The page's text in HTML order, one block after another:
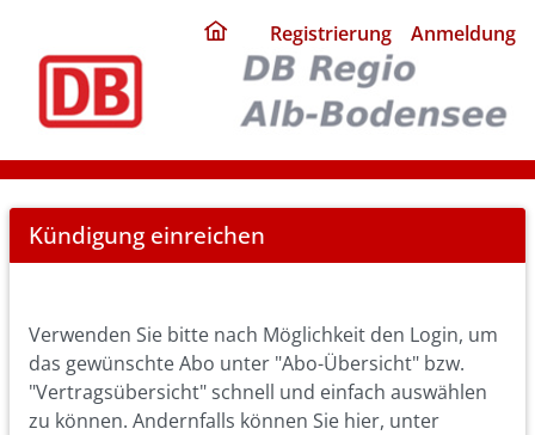
home
page
Registrierung Anmeldung
Cancel
Abo
Kündigung einreichen
Verwenden Sie bitte nach Möglichkeit den Login, um
das gewünschte Abo unter "Abo-Übersicht" bzw.
"Vertragsübersicht" schnell und einfach auswählen
zu können. Andernfalls können Sie hier, unter